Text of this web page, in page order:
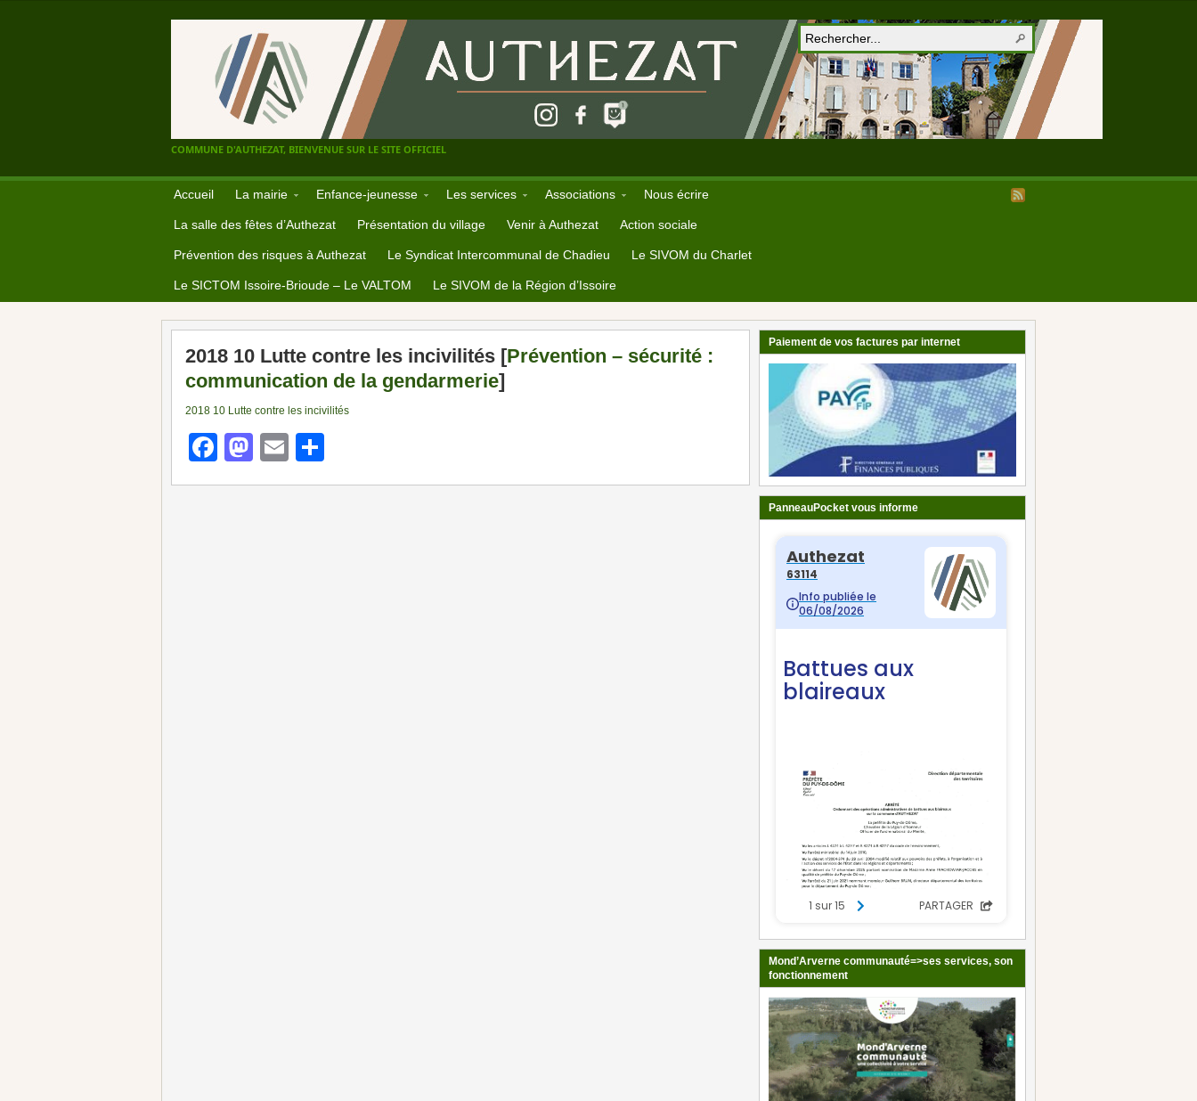
COMMUNE D'AUTHEZAT, BIENVENUE SUR LE SITE OFFICIEL
Accueil La mairie Enfance-jeunesse Les services Associations Nous écrire
La salle des fêtes d’Authezat Présentation du village Venir à Authezat Action sociale
Prévention des risques à Authezat Le Syndicat Intercommunal de Chadieu Le SIVOM du Charlet
Le SICTOM Issoire-Brioude – Le VALTOM Le SIVOM de la Région d’Issoire
2018 10 Lutte contre les incivilités [Prévention – sécurité :
communication de la gendarmerie]
2018 10 Lutte contre les incivilités
Facebook
Mastodon
Email
Paiement de vos factures par internet
PanneauPocket vous informe
Mond’Arverne communauté=>ses services, son
fonctionnement